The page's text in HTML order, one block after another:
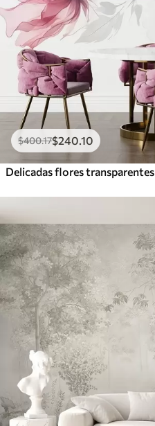
$400.17$240.10